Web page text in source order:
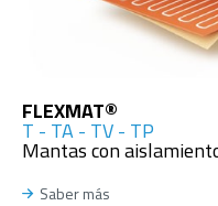
FLEXMAT®
T - TA - TV - TP
Mantas con
Saber más